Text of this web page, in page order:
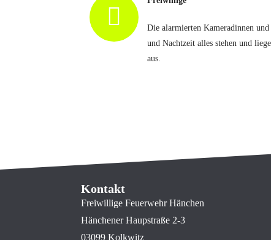
Die alarmierten Kameradinnen und
und Nachtzeit alles stehen und
aus.
Kontakt
Freiwillige Feuerwehr Hänchen
Hänchener Haupstraße 2-3
03099 Kolkwitz